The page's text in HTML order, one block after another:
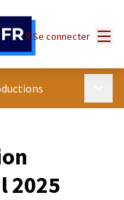
Se connecter
2025